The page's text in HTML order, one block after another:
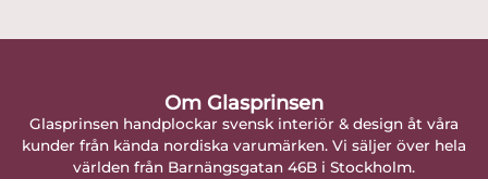
Om Glasprinsen
Glasprinsen handplockar svensk interiör & design åt våra
kunder från kända nordiska varumärken. Vi säljer över hela
världen från Barnängsgatan 46B i Stockholm.